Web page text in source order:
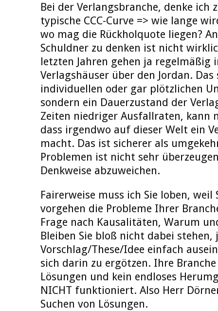
Bei der Verlangsbranche, denke ich
typische CCC-Curve => wie lange
wo mag die Rückholquote liegen?
Schuldner zu denken ist nicht
letzten Jahren gehen ja regelmäßig
Verlagshäuser über den Jordan. Das
individuellen oder gar plötzlichen
sondern ein Dauerzustand der
Zeiten niedriger Ausfallraten, kann
dass irgendwo auf dieser Welt ein
macht. Das ist sicherer als
Problemen ist nicht sehr
Denkweise abzuweichen.
Fairerweise muss ich Sie loben, weil
vorgehen die Probleme Ihrer
Frage nach Kausalitäten, Warum
Bleiben Sie bloß nicht dabei stehen,
Vorschlag/These/Idee einfach
sich darin zu ergötzen. Ihre
Lösungen und kein endloses
NICHT funktioniert. Also Herr
Suchen von Lösungen.